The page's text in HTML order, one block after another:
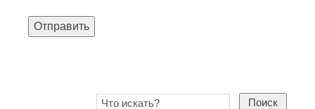
Отправить
Поиск